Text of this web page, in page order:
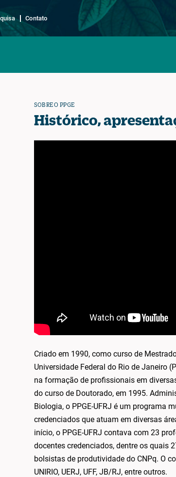
Contato
SOBRE O PPGE
Histórico,
Criado em 1990, como curso de
Universidade Federal do Rio de Janeiro
na formação de profissionais em
do curso de Doutorado, em 1995.
Biologia, o PPGE-UFRJ é um programa
credenciados que atuam em diversas
início, o PPGE-UFRJ contava com 23
docentes credenciados, dentre os quais
bolsistas de produtividade do CNPq. O
UNIRIO, UERJ, UFF, JB/RJ, entre outros.